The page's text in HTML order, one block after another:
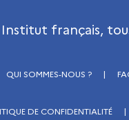
Institut français,
QUI SOMMES-NOUS ? |
DE CONFIDENTIALITÉ |